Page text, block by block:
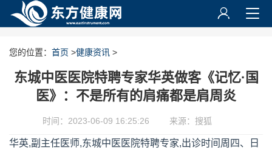
您的位置： 首页 >健康资讯 >
东城中医医院特聘专家华英做客《记忆·国
医》：不是所有的肩痛都是肩周炎
时间：2023-06-09 16:25:26 来源：搜狐
华英,副主任医师,东城中医医院特聘专家,出诊时间周四、日